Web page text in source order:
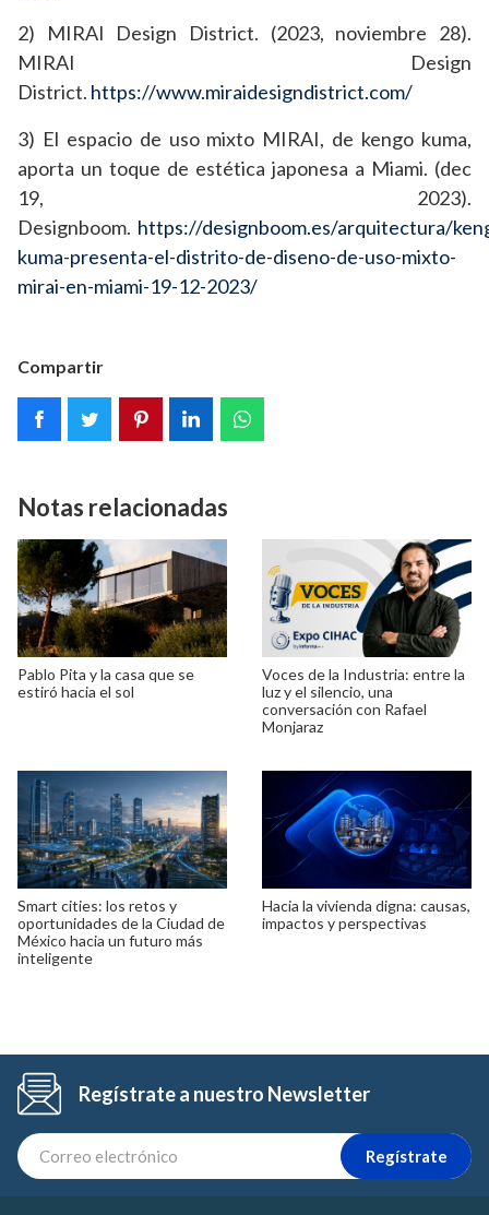
2) MIRAI Design District. (2023, noviembre 28).
MIRAI Design
District. https://www.miraidesigndistrict.com/
3) El espacio de uso mixto MIRAI, de kengo kuma,
aporta un toque de estética japonesa a Miami. (dec
19, 2023).
Designboom. https://designboom.es/arquitectura/
kuma-presenta-el-distrito-de-diseno-de-uso-mixto-
mirai-en-miami-19-12-2023/
Compartir
Notas relacionadas
Pablo Pita y la casa que se
estiró hacia el sol
Voces de la Industria: entre la
luz y el silencio, una
conversación con Rafael
Monjaraz
Smart cities: los retos y
oportunidades de la Ciudad de
México hacia un futuro más
inteligente
Hacia la vivienda digna: causas,
impactos y perspectivas
Regístrate a nuestro Newsletter
Regístrate